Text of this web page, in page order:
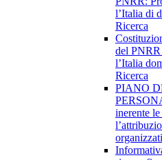
l’Italia di
Ricerca
del
l’Italia
Ricerca
PIANO
inerente